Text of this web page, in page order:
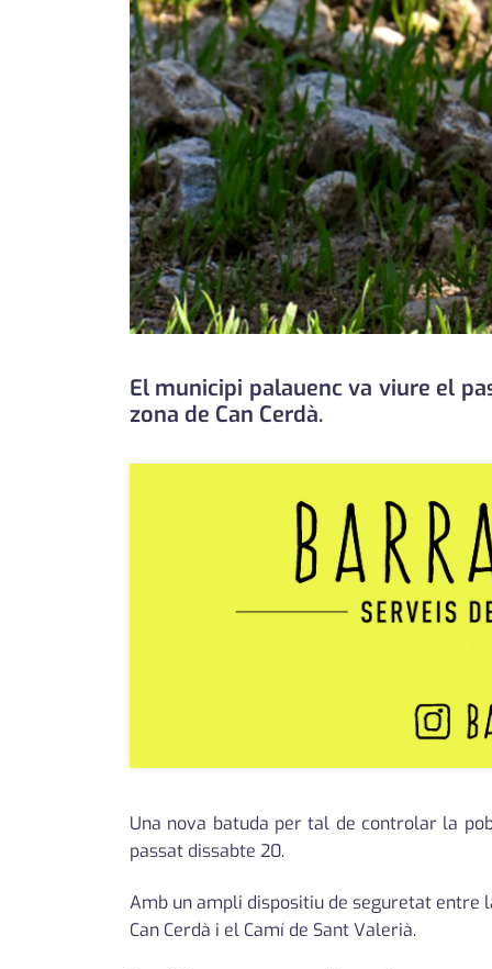
El municipi palauenc va viure el
zona de Can Cerdà.
Una nova batuda per tal de controlar la
passat dissabte 20.
Amb un ampli dispositiu de seguretat entre
Can Cerdà i el Camí de Sant Valerià.